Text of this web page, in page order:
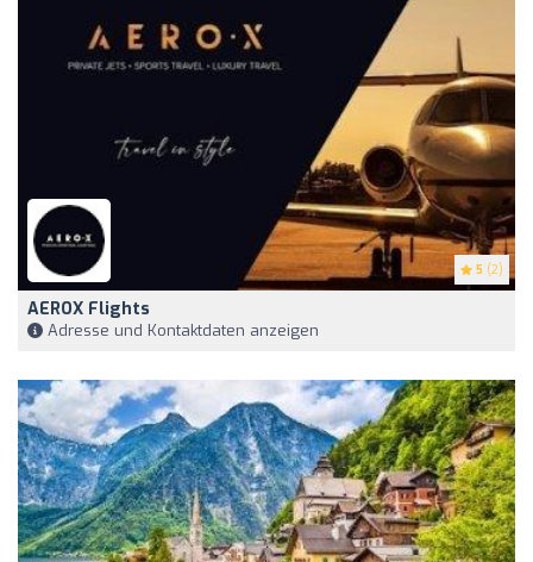
5 (2)
AEROX Flights
Adresse und Kontaktdaten anzeigen